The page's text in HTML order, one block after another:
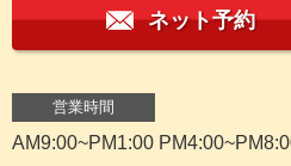
ネット予約
営業時間
AM9:00~PM1:00